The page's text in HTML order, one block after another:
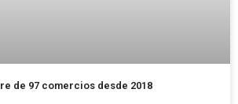
de 97 comercios desde 2018